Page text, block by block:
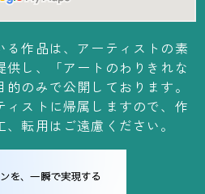
作品は、アーティストの素
し、「アートのわりきれな
のみで公開しております。
ストに帰属しますので、作
転用はご遠慮ください。